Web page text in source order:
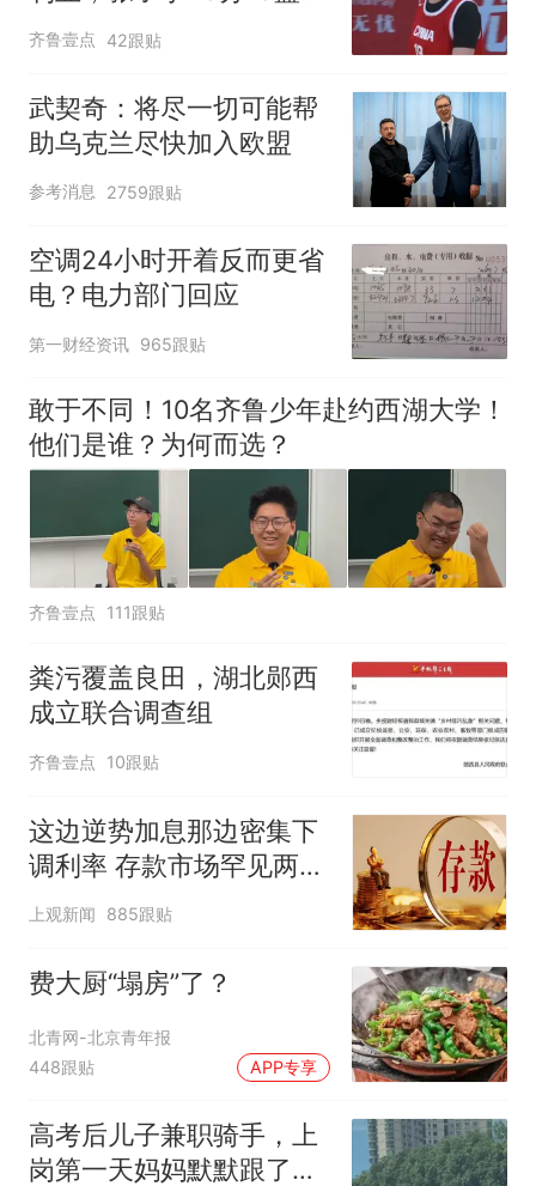
表现抢眼
齐鲁壹点 42跟贴
武契奇：将尽一切可能帮
助乌克兰尽快加入欧盟
参考消息 2759跟贴
空调24小时开着反而更省
电？电力部门回应
第一财经资讯 965跟贴
敢于不同！10名齐鲁少年赴约西湖大学！
他们是谁？为何而选？
齐鲁壹点 111跟贴
粪污覆盖良田，湖北郧西
成立联合调查组
齐鲁壹点 10跟贴
这边逆势加息那边密集下
调利率 存款市场罕见两极
分化
上观新闻 885跟贴
费大厨“塌房”了？
北青网-北京青年报
448跟贴
APP专享
高考后儿子兼职骑手，上
岗第一天妈妈默默跟了三